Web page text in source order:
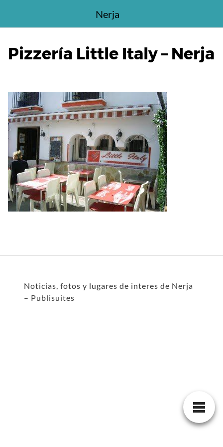
contenido
Nerja
Pizzería Little Italy – Nerja
Noticias, fotos y lugares de interes de Nerja
– Publisuites